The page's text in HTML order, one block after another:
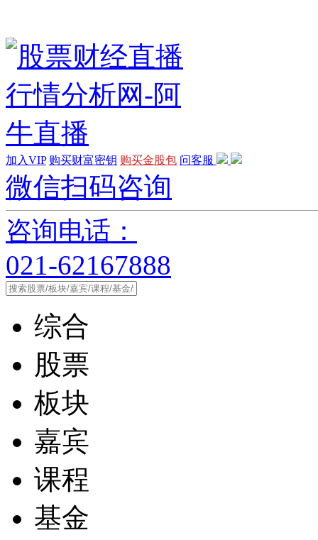
加入VIP 购买财富密钥 购买金股包 问客服
微信扫码咨询
咨询电话：
021-62167888
综合
股票
板块
嘉宾
课程
基金